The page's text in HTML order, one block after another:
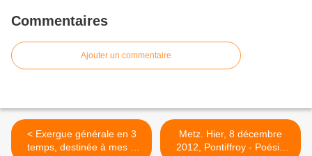
Commentaires
Ajouter un commentaire
< Exergue générale en 3
temps, destinée à mes 3
Metz. Hier, 8 décembre
2012, Pontiffroy - Poésie